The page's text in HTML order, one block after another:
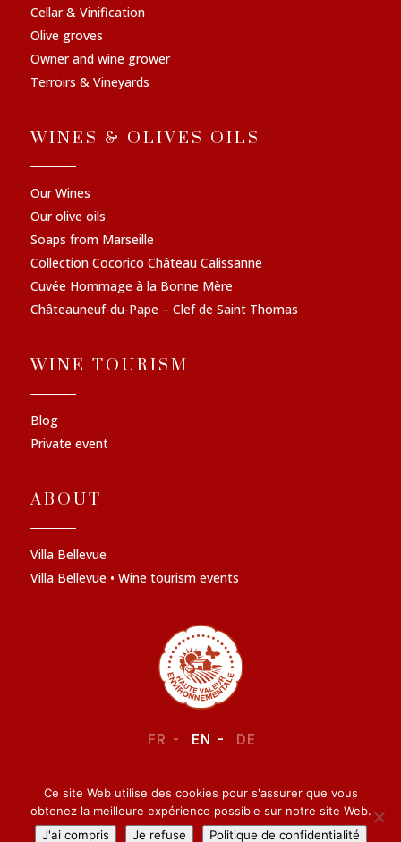
Cellar & Vinification
Olive groves
Owner and wine grower
Terroirs & Vineyards
WINES & OLIVES OILS
Our Wines
Our olive oils
Soaps from Marseille
Collection Cocorico Château Calissanne
Cuvée Hommage à la Bonne Mère
Châteauneuf-du-Pape – Clef de Saint Thomas
WINE TOURISM
Blog
Private event
ABOUT
Villa Bellevue
Villa Bellevue • Wine tourism events
FR EN DE
LEGAL NOTICE–CONFIDENTIALITY
Ce site Web utilise des cookies pour s'assurer que vous
obtenez la meilleure expérience possible sur notre site Web.
J'ai compris
Je refuse Politique de confidentialité